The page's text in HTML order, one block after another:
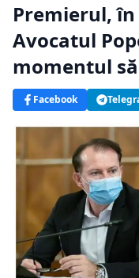
Premierul,
Avocatul
momentul
Facebook